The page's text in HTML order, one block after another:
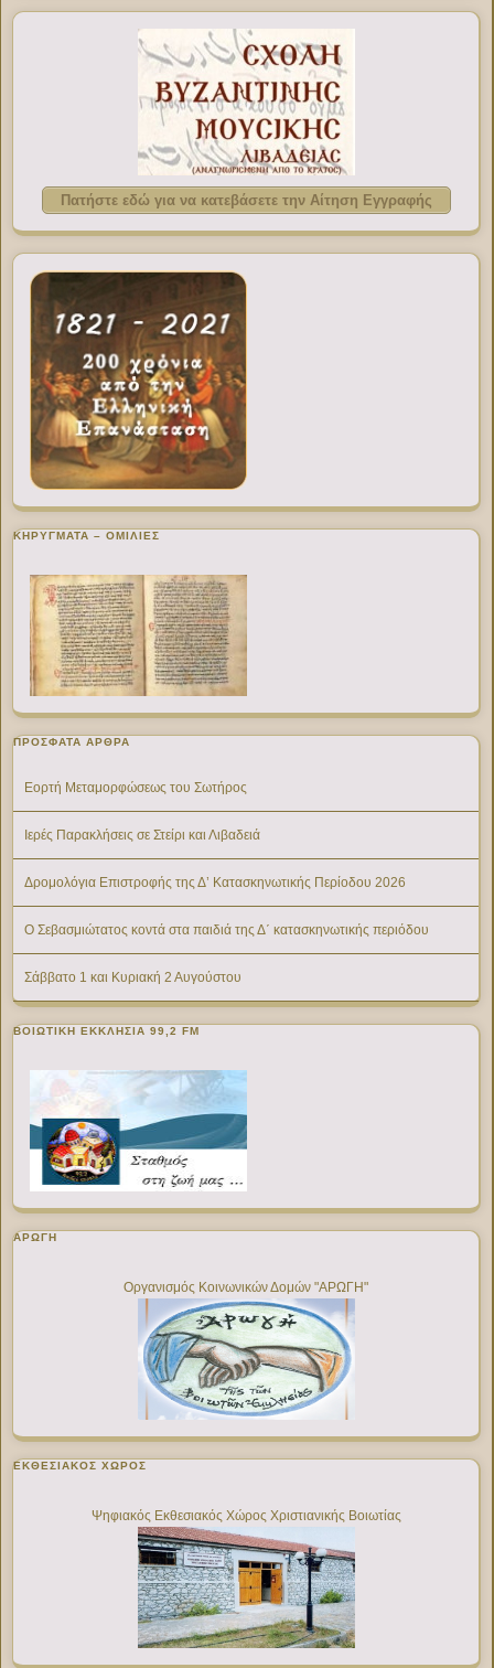
Πατήστε εδώ για να κατεβάσετε την Αίτηση Εγγραφής
ΚΗΡΥΓΜΑΤΑ – ΟΜΙΛΙΕΣ
ΠΡΌΣΦΑΤΑ ΆΡΘΡΑ
Εορτή Μεταμορφώσεως του Σωτήρος
Ιερές Παρακλήσεις σε Στείρι και Λιβαδειά
Δρομολόγια Επιστροφής της Δ’ Κατασκηνωτικής Περίοδου 2026
Ο Σεβασμιώτατος κοντά στα παιδιά της Δ΄ κατασκηνωτικής περιόδου
Σάββατο 1 και Κυριακή 2 Αυγούστου
ΒΟΙΩΤΙΚΉ ΕΚΚΛΗΣΊΑ 99,2 FM
ΑΡΩΓΗ
Οργανισμός Κοινωνικών Δομών "ΑΡΩΓΗ"
ΕΚΘΕΣΙΑΚΌΣ ΧΏΡΟΣ
Ψηφιακός Εκθεσιακός Χώρος Χριστιανικής Βοιωτίας